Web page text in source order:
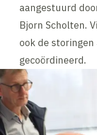
aangestuurd
Bjorn Scholten.
ook de
gecoördineerd.